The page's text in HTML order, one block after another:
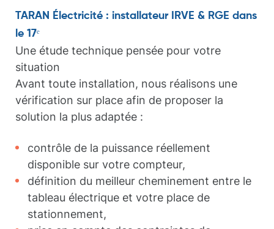
TARAN Électricité : installateur IRVE & RGE dans
le 17ᵉ
Une étude technique pensée pour votre
situation
Avant toute installation, nous réalisons une
vérification sur place afin de proposer la
solution la plus adaptée :
contrôle de la puissance réellement
disponible sur votre compteur,
définition du meilleur cheminement entre le
tableau électrique et votre place de
stationnement,